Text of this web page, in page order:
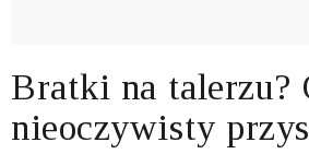
Bratki na talerzu?
nieoczywisty